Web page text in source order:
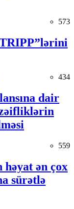
573
434
dair
559
ən çox
sürətlə